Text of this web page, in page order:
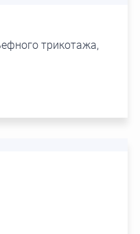
трикотажа,